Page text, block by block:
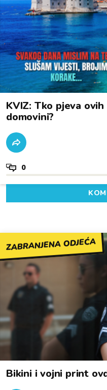
KVIZ: Tko pjeva
domovini?
0
ZABRANJENA ODJEĆA
Bikini i vojni print